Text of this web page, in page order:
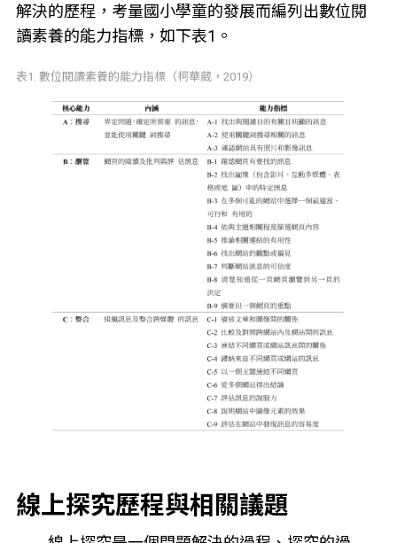
解決的歷程，考量國小學童的發展而編列出數位閱
讀素養的能力指標，如下表1。
表1. 數位閱讀素養的能力指標（柯華葳，2019）
線上探究歷程與相關議題